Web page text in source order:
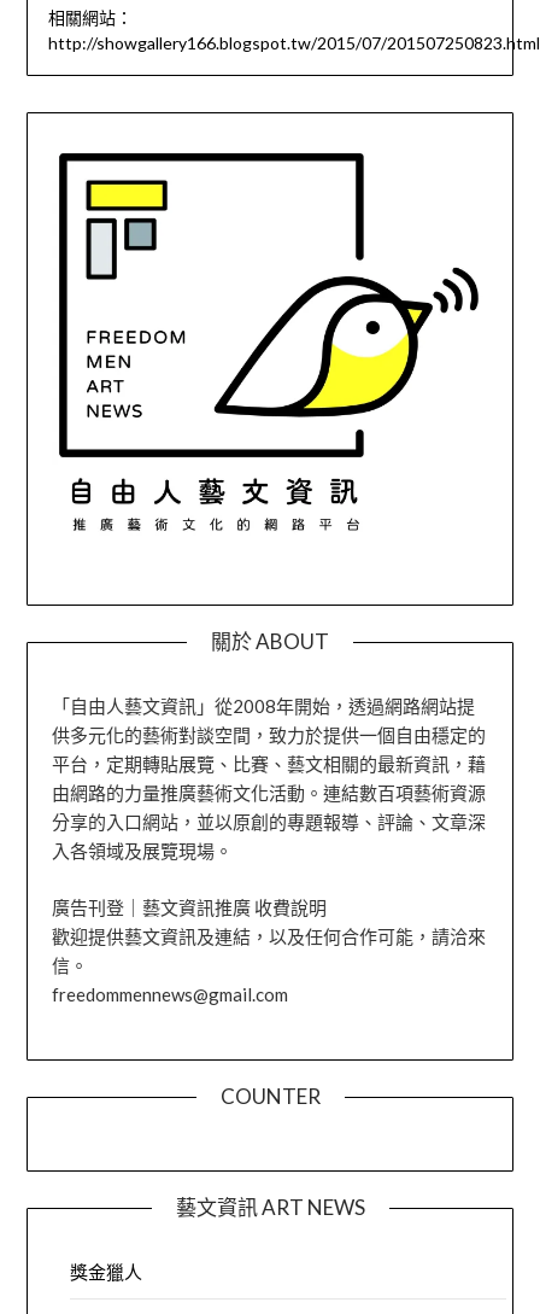
相關網站：
http://showgallery166.blogspot.tw/2015/07/201507250823.html
關於 ABOUT
「自由人藝文資訊」從2008年開始，透過網路網站提
供多元化的藝術對談空間，致力於提供一個自由穩定的
平台，定期轉貼展覽、比賽、藝文相關的最新資訊，藉
由網路的力量推廣藝術文化活動。連結數百項藝術資源
分享的入口網站，並以原創的專題報導、評論、文章深
入各領域及展覽現場。
廣告刊登｜藝文資訊推廣 收費說明
歡迎提供藝文資訊及連結，以及任何合作可能，請洽來
信。
freedommennews@gmail.com
COUNTER
藝文資訊 ART NEWS
獎金獵人